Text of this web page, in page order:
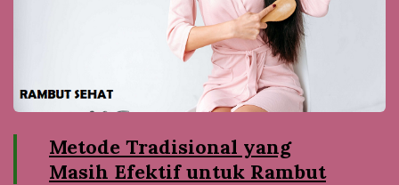
Metode Tradisional yang
Masih Efektif untuk Rambut